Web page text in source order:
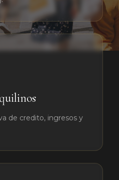
de credito, ingresos y